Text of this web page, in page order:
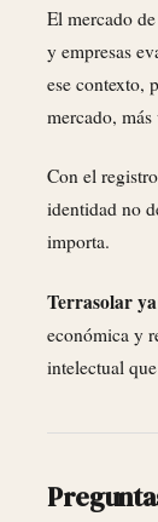
El mercado
y empresas
ese contexto,
mercado,
Con el
identidad no
importa.
Terrasolar
económica y
intelectual